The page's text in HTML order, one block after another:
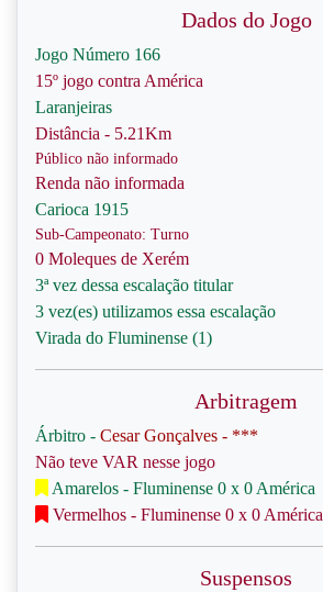
Dados do Jogo
Jogo Número 166
15º jogo contra América
Laranjeiras
Distância - 5.21Km
Público não informado
Renda não informada
Carioca 1915
Sub-Campeonato: Turno
0 Moleques de Xerém
3ª vez dessa escalação titular
3 vez(es) utilizamos essa escalação
Virada do Fluminense (1)
Arbitragem
Árbitro - Cesar Gonçalves - ***
Não teve VAR nesse jogo
Amarelos - Fluminense 0 x 0 América
Vermelhos - Fluminense 0 x 0 América
Suspensos